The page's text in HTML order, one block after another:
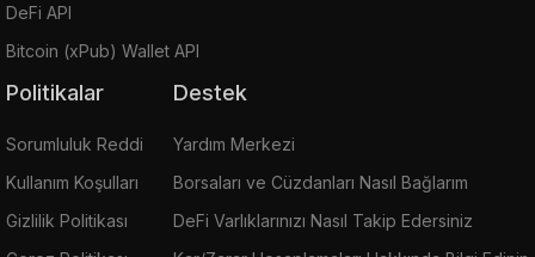
DeFi API
Bitcoin (xPub) Wallet API
Politikalar
Sorumluluk Reddi
Kullanım Koşulları
Gizlilik Politikası
Destek
Yardım Merkezi
Borsaları ve Cüzdanları Nasıl Bağlarım
DeFi Varlıklarınızı Nasıl Takip Edersiniz